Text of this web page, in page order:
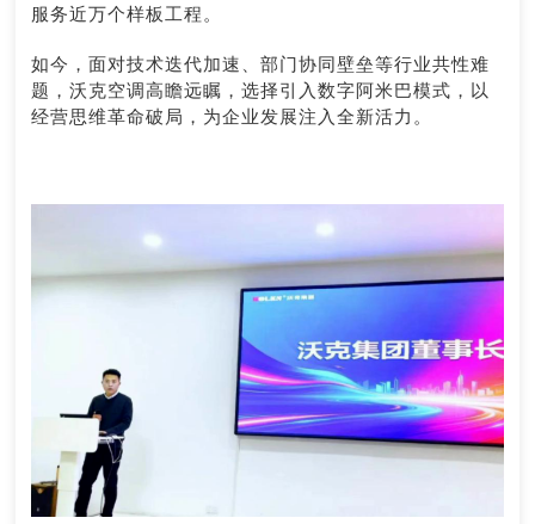
服务近万个样板工程。
如今，面对技术迭代加速、部门协同壁垒等行业共性难
题，沃克空调高瞻远瞩，选择引入数字阿米巴模式，以
经营思维革命破局，为企业发展注入全新活力。